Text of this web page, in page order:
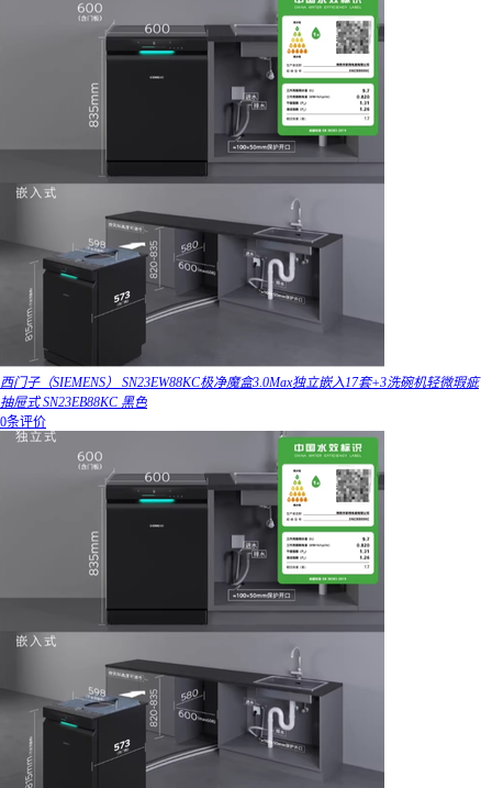
西门子（SIEMENS） SN23EW88KC极净魔盒3.0Max独立嵌入17套+3洗碗机轻微瑕疵
抽屉式 SN23EB88KC 黑色
0条评价